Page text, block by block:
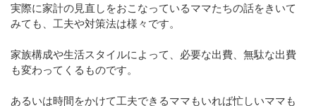
実際に家計の見直しをおこなっているママたちの話をきいて
みても、工夫や対策法は様々です。
家族構成や生活スタイルによって、必要な出費、無駄な出費
も変わってくるものです。
あるいは時間をかけて工夫できるママもいれば忙しいママも